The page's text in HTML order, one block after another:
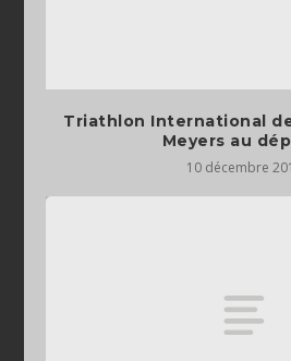
Triathlon International
Meyers au
10 décembre